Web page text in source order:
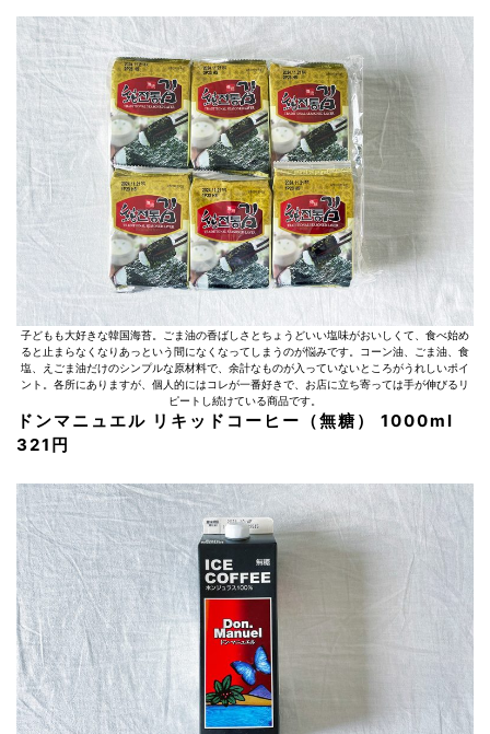
子どもも大好きな韓国海苔。ごま油の香ばしさとちょうどいい塩味がおいしくて、食べ始め
ると止まらなくなりあっという間になくなってしまうのが悩みです。コーン油、ごま油、食
塩、えごま油だけのシンプルな原材料で、余計なものが入っていないところがうれしいポイ
ント。各所にありますが、個人的にはコレが一番好きで、お店に立ち寄っては手が伸びるリ
ピートし続けている商品です。
ドンマニュエル リキッドコーヒー（無糖） 1000ml
321円